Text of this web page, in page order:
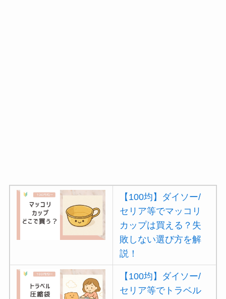
【100均】ダイソー/
セリア等でマッコリ
カップは買える？失
敗しない選び方を解
説！
【100均】ダイソー/
セリア等でトラベル